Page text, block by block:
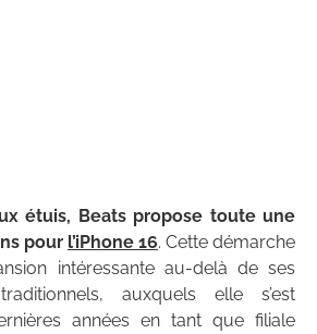
étuis, Beats propose toute une
pour l’iPhone 16. Cette démarche
intéressante au-delà de ses
auxquels elle s’est
années en tant que filiale